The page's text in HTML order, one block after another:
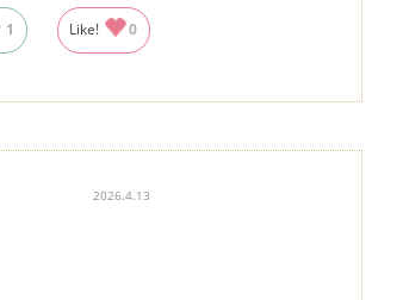
1 Like! 0
2026.4.13